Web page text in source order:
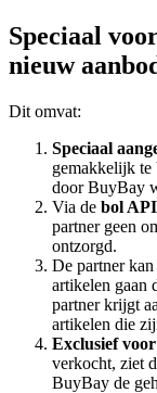
Speciaal
nieuw
Dit omvat:
Speciaal
gemakkelijk te
door BuyBay
Via de bol API
partner geen
ontzorgd.
De partner
artikelen gaan
partner krijgt
artikelen die
Exclusief
verkocht, ziet
BuyBay de